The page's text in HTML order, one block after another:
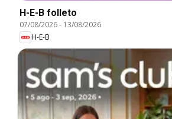
H-E-B folleto
07/08/2026- 13/08/2026
H-E-B